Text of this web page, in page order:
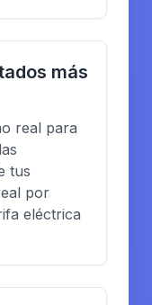
más
real para
tus
por
eléctrica